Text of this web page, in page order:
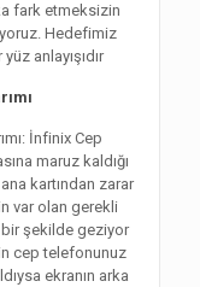
fark etmeksizin
Hedefimiz
anlayışıdır
İnfinix Cep
maruz kaldığı
kartından zarar
var olan gerekli
şekilde geziyor
cep telefonunuz
ekranın arka